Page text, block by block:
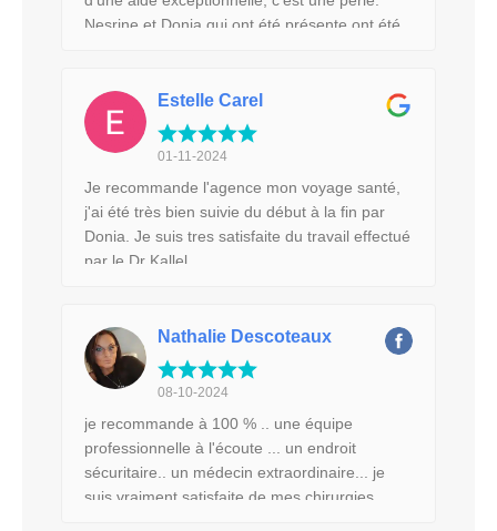
Nesrine et Donia qui ont été présente ont été
travail extraordinaire avec mon body. Je
recommande fortement de faire affaire avec
eux si vous voulez de la qualité. Je repartirais
infiniment pour tout.
Estelle Carel
01-11-2024
Je recommande l'agence mon voyage santé,
j'ai été très bien suivie du début à la fin par
Donia. Je suis tres satisfaite du travail effectué
par le Dr Kallel
Nathalie Descoteaux
08-10-2024
je recommande à 100 % .. une équipe
professionnelle à l'écoute ... un endroit
sécuritaire.. un médecin extraordinaire... je
suis vraiment satisfaite de mes chirurgies..